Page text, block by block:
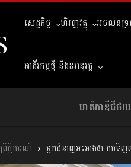
សេដ្ឋកិច្ច ហិរញ្ញវត្ថុ អចលនទ្រ
អាជីវកម្មថ្មី និងនវានុវត្ត
មាតិកាឌីជីថ
ព្រឹត្តិការណ៍ អ្នកជំនាញអះអាងថា ការទិ